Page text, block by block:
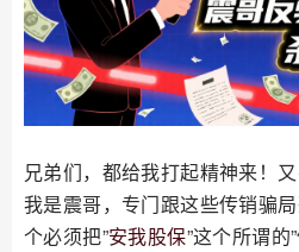
兄弟们，都给我打起精神来！
我是震哥，专门跟这些传销骗
个必须把”安我股保”这个所谓的